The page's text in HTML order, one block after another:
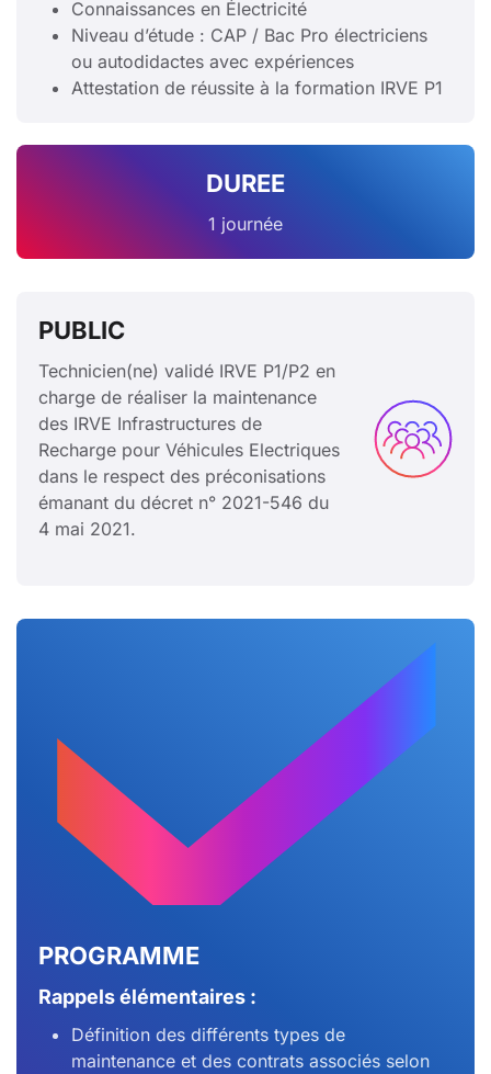
Connaissances en Électricité
Niveau d’étude : CAP / Bac Pro électriciens
ou autodidactes avec expériences
Attestation de réussite à la formation IRVE P1
DUREE
1 journée
PUBLIC
Technicien(ne) validé IRVE P1/P2 en
charge de réaliser la maintenance
des IRVE Infrastructures de
Recharge pour Véhicules Electriques
dans le respect des préconisations
émanant du décret n° 2021-546 du
4 mai 2021.
PROGRAMME
Rappels élémentaires :
Définition des différents types de
maintenance et des contrats associés selon